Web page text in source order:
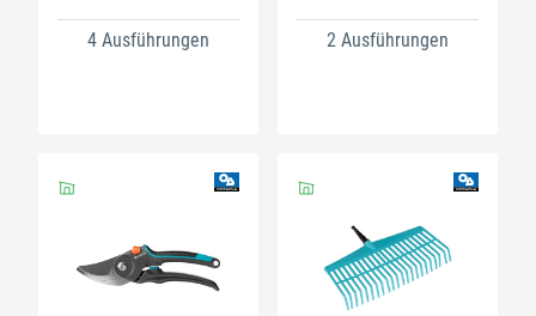
4 Ausführungen 2 Ausführungen